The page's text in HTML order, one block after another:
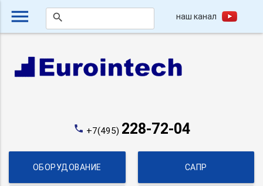
menu search наш канал
phone +7(495) 228-72-04
ОБОРУДОВАНИЕ САПР